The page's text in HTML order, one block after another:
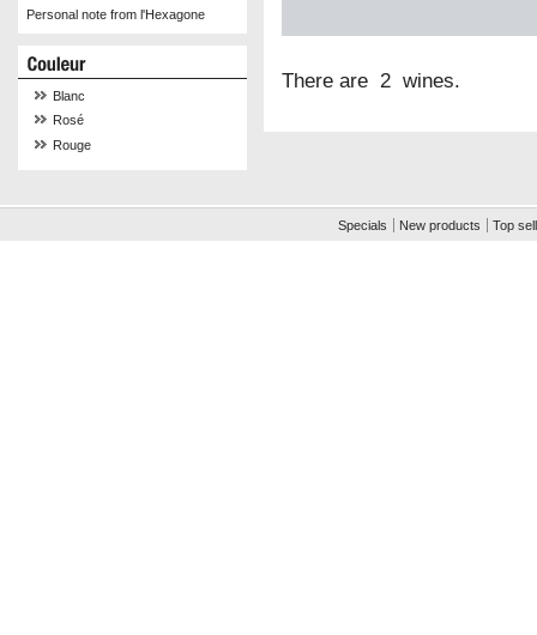
Personal note from l'Hexagone
Blanc
Rosé
Rouge
There are 2 wines.
Specials New products Top